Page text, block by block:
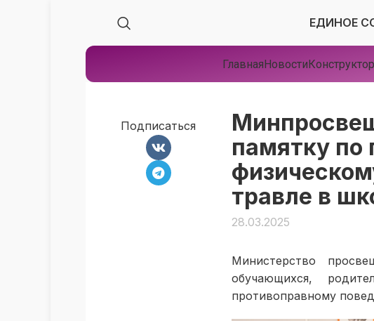
ЕДИНОЕ
ГлавнаяНовости
памятку по
травле в
28.03.2025
Министерство
обучающихся,
противоправному
Подписаться